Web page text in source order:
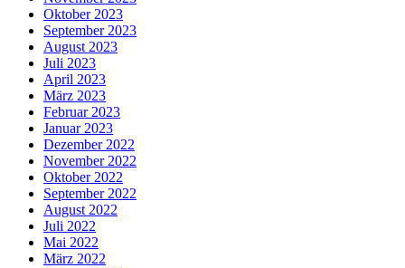
Oktober 2023
September 2023
August 2023
Juli 2023
April 2023
März 2023
Februar 2023
Januar 2023
Dezember 2022
November 2022
Oktober 2022
September 2022
August 2022
Juli 2022
Mai 2022
März 2022